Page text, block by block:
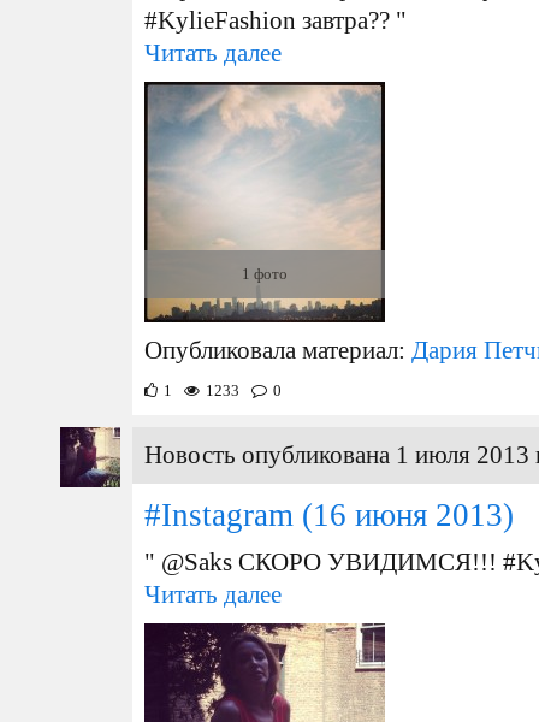
#KylieFashion завтра?? "
Читать далее
1 фото
Опубликовала материал: Дария
1 1233 0
Новость опубликована 1 июля 2013
#Instagram (16 июня 2013)
" @Saks СКОРО УВИДИМСЯ!!!
Читать далее